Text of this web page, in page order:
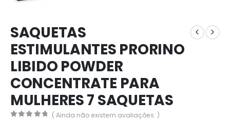
SAQUETAS
ESTIMULANTES PRORINO
LIBIDO POWDER
CONCENTRATE PARA
MULHERES 7 SAQUETAS
( Ainda não existem avaliações. )